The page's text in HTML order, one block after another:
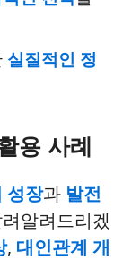
실질적인 정
용 사례
성장과 발전
알려드리겠
, 대인관계 개